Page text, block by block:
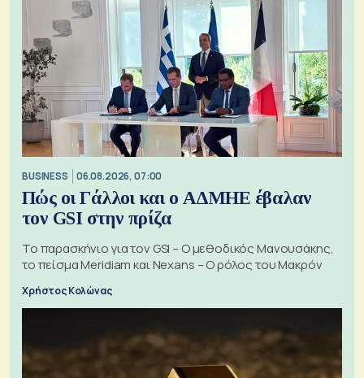
BUSINESS 06.08.2026, 07:00
Πώς οι Γάλλοι και ο ΑΔΜΗΕ έβαλαν
τον GSI στην πρίζα
Το παρασκήνιο για τον GSI – Ο μεθοδικός Μανουσάκης,
το πείσμα Meridiam και Nexans – Ο ρόλος του Μακρόν
Χρήστος Κολώνας